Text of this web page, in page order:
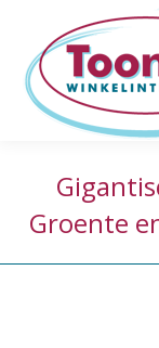
Groente